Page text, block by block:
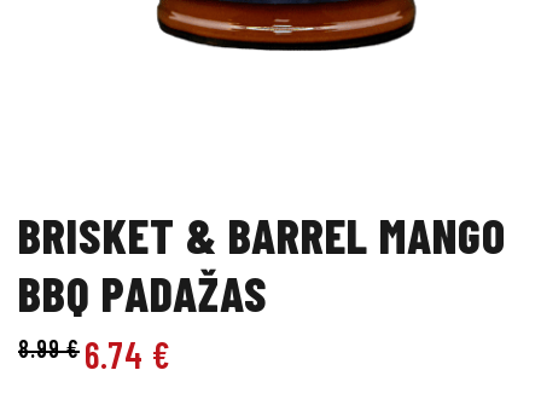
BRISKET & BARREL MANGO
BBQ PADAŽAS
8.99€ 6.74 €